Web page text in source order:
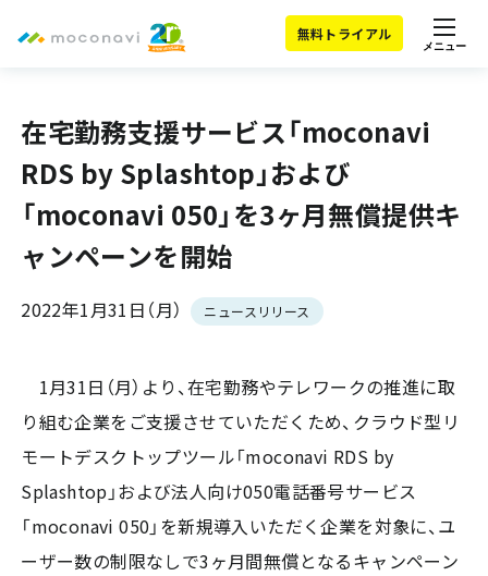
無料トライアル
メニュー
在宅勤務支援サービス「moconavi
RDS by Splashtop」および
「moconavi 050」を3ヶ月無償提供キ
ャンペーンを開始
2022年1月31日（月） ニュースリリース
1月31日（月）より、在宅勤務やテレワークの推進に取
り組む企業をご支援させていただくため、クラウド型リ
モートデスクトップツール「moconavi RDS by
Splashtop」および法人向け050電話番号サービス
「moconavi 050」を新規導入いただく企業を対象に、ユ
ーザー数の制限なしで3ヶ月間無償となるキャンペーン